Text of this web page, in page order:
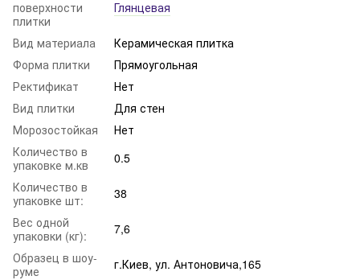
поверхности
плитки
Глянцевая
Вид материала
Керамическая плитка
Форма плитки
Прямоугольная
Ректификат
Нет
Вид плитки
Для стен
Морозостойкая
Нет
Количество в
упаковке м.кв
0.5
Количество в
упаковке шт:
38
Вес одной
упаковки (кг):
7,6
Образец в шоу-
руме
г.Киев, ул. Антоновича,165